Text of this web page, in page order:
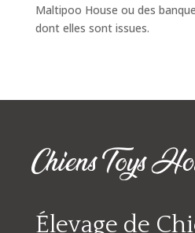
Maltipoo House ou des
dont elles sont issues.
Élevage de